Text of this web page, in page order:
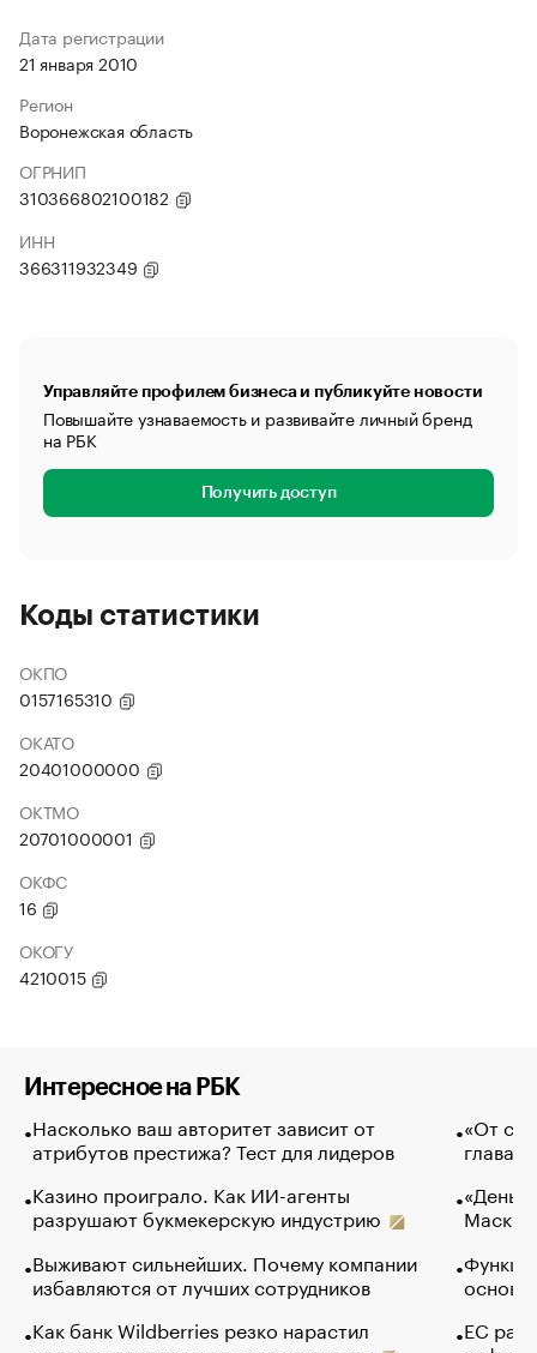
Дата регистрации
21 января 2010
Регион
Воронежская область
ОГРНИП
310366802100182
ИНН
366311932349
Управляйте профилем бизнеса и публикуйте новости
Повышайте узнаваемость и развивайте личный бренд
на РБК
Получить доступ
Коды статистики
ОКПО
0157165310
ОКАТО
20401000000
ОКТМО
20701000001
ОКФС
16
ОКОГУ
4210015
Интересное на РБК
Насколько ваш авторитет зависит от
атрибутов престижа? Тест для лидеров
Казино проиграло. Как ИИ-агенты
разрушают букмекерскую индустрию
Выживают сильнейших. Почему компании
избавляются от лучших сотрудников
Как банк Wildberries резко нарастил
«От
глава
Маск в
основ
ЕС